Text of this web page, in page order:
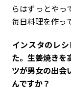
らはずっとやっ
毎日料理を作っ
――インスタの
た。生姜焼きを
ツが男女の出会
んですか？